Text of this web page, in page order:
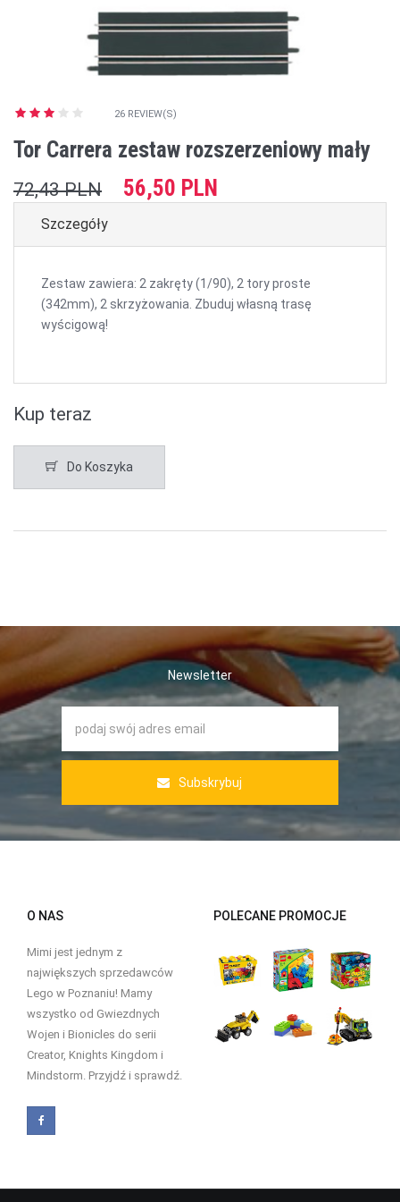
26 REVIEW(S)
Tor Carrera zestaw rozszerzeniowy mały
72,43 PLN 56,50 PLN
Szczegóły
Zestaw zawiera: 2 zakręty (1/90), 2 tory proste
(342mm), 2 skrzyżowania. Zbuduj własną trasę
wyścigową!
Kup teraz
Do Koszyka
Newsletter
Subskrybuj
O NAS
Mimi jest jednym z
największych sprzedawców
Lego w Poznaniu! Mamy
wszystko od Gwiezdnych
Wojen i Bionicles do serii
Creator, Knights Kingdom i
Mindstorm. Przyjdź i sprawdź.
POLECANE PROMOCJE